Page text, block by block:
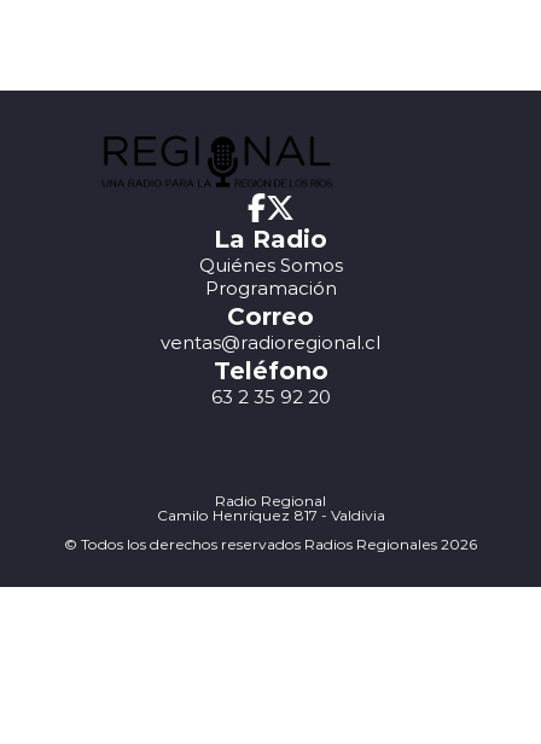
La Radio
Quiénes Somos
Programación
Correo
ventas@radioregional.cl
Teléfono
63 2 35 92 20
Radio Regional
Camilo Henríquez 817 - Valdivia
© Todos los derechos reservados Radios Regionales 2026